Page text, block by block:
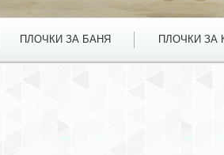
ПЛОЧКИ ЗА БАНЯ ПЛОЧКИ ЗА